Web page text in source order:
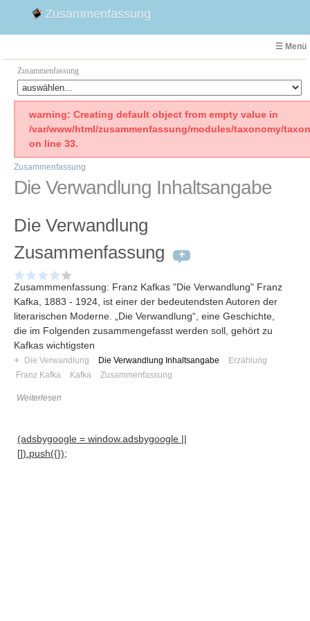
Zusammenfassung
☰ Menü
Zusammenfassung
Faust
Willhelm Tell
Emilia Galotti
1. Weltkrieg Zusammenfassung
Weimarer Republik
Die Räuber
Woyzeck
warning: Creating default object from empty value in
/var/www/html/zusammenfassung/modules/taxonomy/
on line 33.
Zusammenfassung
Die Verwandlung Inhaltsangabe
Die Verwandlung
Zusammenfassung
Zusammmenfassung: Franz Kafkas "Die Verwandlung" Franz
Kafka, 1883 - 1924, ist einer der bedeutendsten Autoren der
literarischen Moderne. „Die Verwandlung“, eine Geschichte,
die im Folgenden zusammengefasst werden soll, gehört zu
Kafkas wichtigsten
+
Die Verwandlung Die Verwandlung Inhaltsangabe
Erzählung
Franz Kafka
Kafka Zusammenfassung
Weiterlesen
(adsbygoogle = window.adsbygoogle ||
[]).push({});